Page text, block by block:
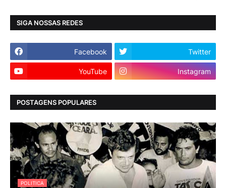
SIGA NOSSAS REDES
Facebook Twitter
YouTube Instagram
POSTAGENS POPULARES
POLITICA